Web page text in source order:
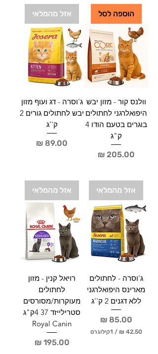
הוספה לסל אזל מהמלאי
וולנס קור - מזון יבש
היפואלרגני לחתולים
בוגרים בטעם הודו 4
ק"ג
מחיר
אזל מהמלאי
ג'וסרה - דג ועוף מזון
יבש לחתולים גורים 2
ק''ג
מחיר
אזל מהמלאי
ג'וסרה - לחתולים
מארינס היפואלרגני
ללא דגנים 2 ק''ג
מחיר
‏42.50 ‏₪
/ 1קילוגרם
רויאל קנין - מזון
לחתולים
מעוקרות/מסורסים
סטרילייזד 37 4ק"ג
Royal Canin
מחיר